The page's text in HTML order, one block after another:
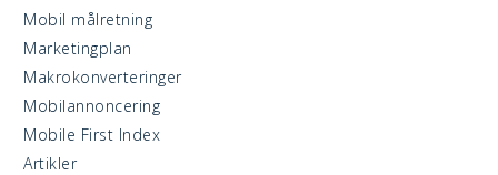
Mobil målretning
Marketingplan
Makrokonverteringer
Mobilannoncering
Mobile First Index
Artikler